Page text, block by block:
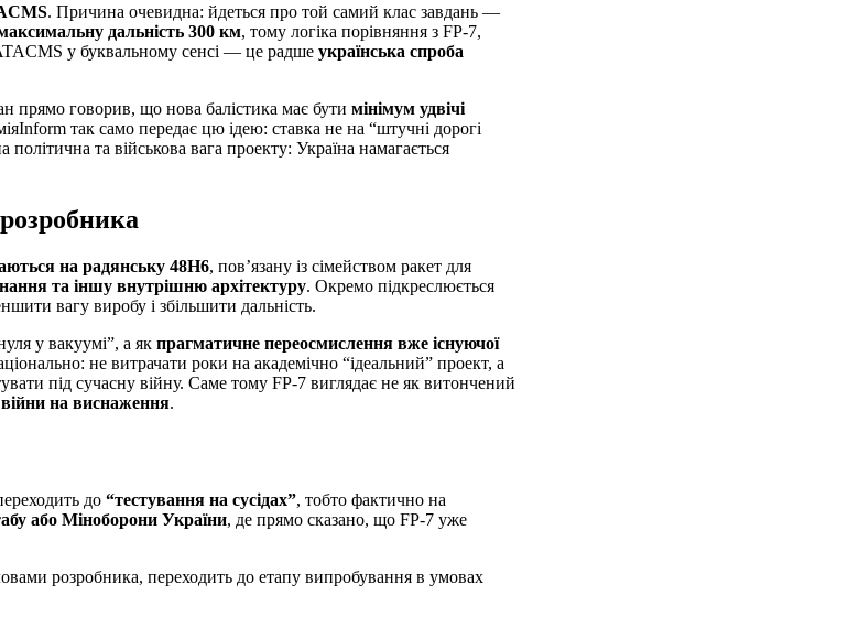
. Причина очевидна: йдеться про той самий клас завдань —
дальність 300 км, тому логіка порівняння з FP-7,
у буквальному сенсі — це радше українська спроба
прямо говорив, що нова балістика має бути мінімум удвічі
так само передає цю ідею: ставка не на “штучні дорогі
політична та військова вага проекту: Україна намагається
на радянську 48Н6, пов’язану із сімейством ракет для
та іншу внутрішню архітектуру. Окремо підкреслюється
вагу виробу і збільшити дальність.
у вакуумі”, а як прагматичне переосмислення вже існуючої
не витрачати роки на академічно “ідеальний” проект, а
під сучасну війну. Саме тому FP-7 виглядає не як витончений
на виснаження.
до “тестування на сусідах”, тобто фактично на
або Міноборони України, де прямо сказано, що FP-7 уже
розробника, переходить до етапу випробування в умовах